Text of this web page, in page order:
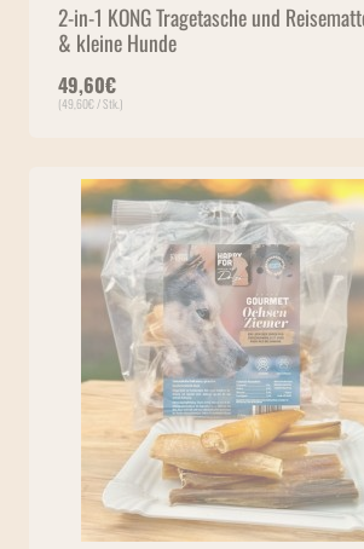
2-in-1 KONG Tragetasche und
& kleine Hunde
49,60€
(49,60€ / Stk.)